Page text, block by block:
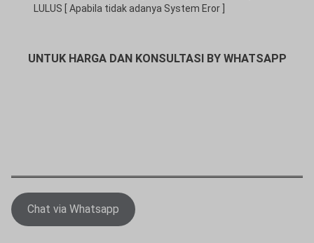
LULUS [ Apabila tidak adanya System Eror ]
UNTUK HARGA DAN KONSULTASI BY WHATSAPP
Chat via Whatsapp